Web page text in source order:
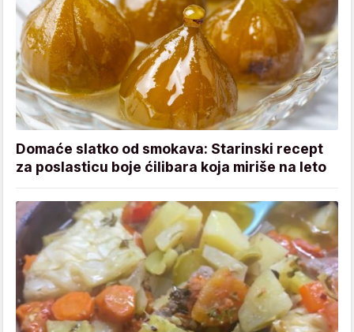
Domaće slatko od smokava: Starinski recept
za poslasticu boje ćilibara koja miriše na leto